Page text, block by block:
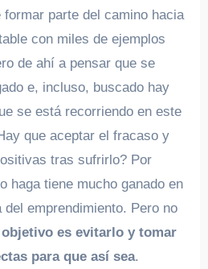
formar parte del camino hacia
con miles de ejemplos
de ahí a pensar que se
e, incluso, buscado hay
se está recorriendo en este
que aceptar el fracaso y
tras sufrirlo? Por
haga tiene mucho ganado en
emprendimiento. Pero no
es evitarlo y tomar
para que así sea.